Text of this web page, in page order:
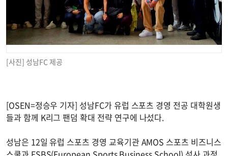
[사진] 성남FC 제공
[OSEN=정승우 기자] 성남FC가 유럽 스포츠 경영 전공 대학원생
들과 함께 K리그 팬덤 확대 전략 연구에 나섰다.
성남은 12일 유럽 스포츠 경영 교육기관 AMOS 스포츠 비즈니스